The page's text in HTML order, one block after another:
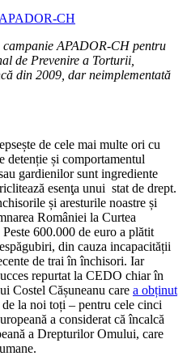
APADOR-CH
campanie APADOR-CH pentru
de Prevenire a Torturii,
din 2009, dar neimplementată
de cele mai multe ori cu
și comportamentul
gardienilor sunt ingrediente
esenţa unui stat de drept.
și aresturile noastre și
României la Curtea
600.000 de euro a plătit
din cauza incapacității
de trai în închisori. Iar
repurtat la CEDO chiar în
Costel Cășuneanu care a obținut
de la noi toți – pentru cele cinci
a considerat că încalcă
a Drepturilor Omului, care